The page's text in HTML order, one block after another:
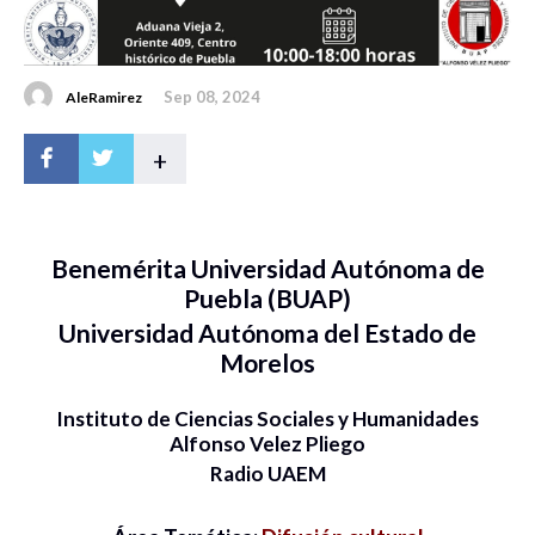
AleRamirez Sep 08, 2024
+
Benemérita Universidad Autónoma de
Puebla (BUAP)
Universidad Autónoma del Estado de
Morelos
Instituto de Ciencias Sociales y Humanidades
Alfonso Velez Pliego
Radio UAEM